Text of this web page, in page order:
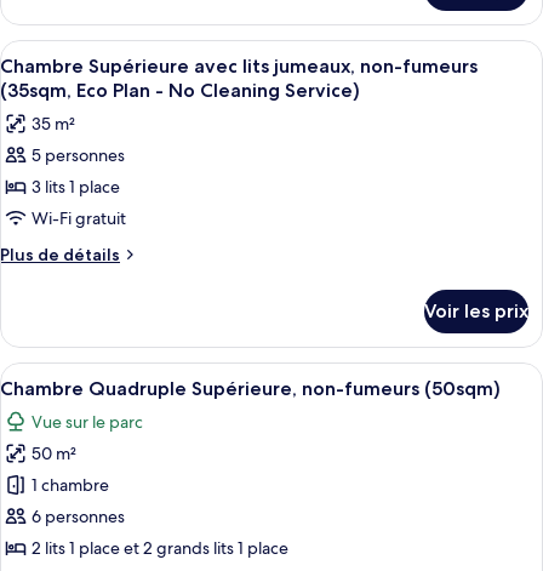
Cleaning
fumeurs
(50sqm,
Eco
Plan
-
No
Cleaning
Service)
le
type
de
chambre
Chambre
Familiale,
non-
fumeurs
(50sqm,
Eco
-
Afficher
toutes
les
photos
pour
ce
type
de
Supérieure
avec
lits
jumeaux,
non-
fumeurs
(35sqm,
Eco
Plan
Une chambre d’hôtel avec un
10
Chambre Supérieure avec lits jumeaux, non-fumeurs
(35sqm, Eco Plan - No Cleaning Service)
35 m²
5 personnes
3 lits 1 place
Wi-Fi gratuit
Plus de détails
Plus
le
type
de
Chambre
Supérieure
avec
lits
jumeaux,
non-
fumeurs
Voir les prix
Afficher
toutes
les
photos
pour
ce
type
Une chambre d’hôtel avec deux lits,
10
Chambre Quadruple Supérieure, non-fumeurs (50sqm)
Vue sur le parc
50 m²
1 chambre
6 personnes
2 lits 1 place et 2 grands lits 1 place